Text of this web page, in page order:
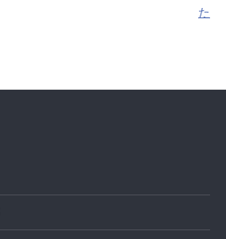
た